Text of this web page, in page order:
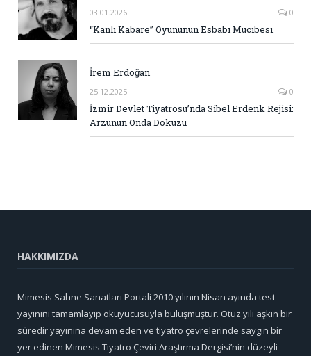
03.01.2026 0
“Kanlı Kabare” Oyununun Esbabı Mucibesi
İrem Erdoğan
25.12.2025 0
İzmir Devlet Tiyatrosu’nda Sibel Erdenk Rejisi:
Arzunun Onda Dokuzu
HAKKIMIZDA
Mimesis Sahne Sanatları Portali 2010 yılının Nisan ayında test
yayınını tamamlayıp okuyucusuyla buluşmuştur. Otuz yılı aşkın bir
süredir yayınına devam eden ve tiyatro çevrelerinde saygın bir
yer edinen Mimesis Tiyatro Çeviri Araştırma Dergisi’nin düzeyli